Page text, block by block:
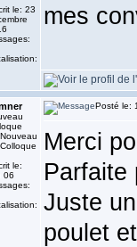
le: 23
mes
le:
06
Posté le:
Merci
Juste
poulet